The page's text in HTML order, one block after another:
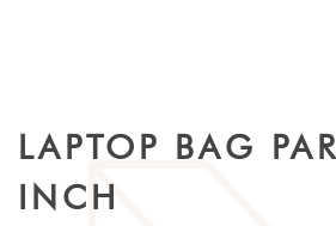
LAPTOP BAG
INCH